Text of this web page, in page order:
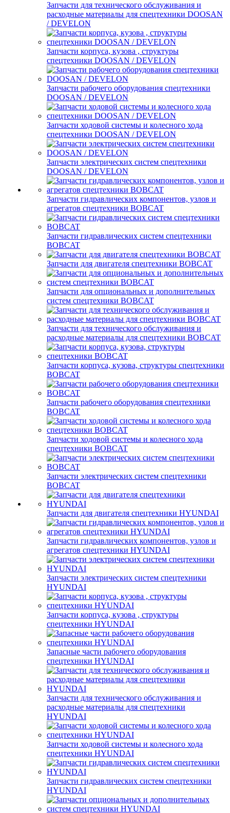
Запчасти для технического обслуживания и
расходные материалы для спецтехники DOOSAN
/ DEVELON
Запчасти корпуса, кузова , структуры
спецтехники DOOSAN / DEVELON
Запчасти рабочего оборудования спецтехники
DOOSAN / DEVELON
Запчасти ходовой системы и колесного хода
спецтехники DOOSAN / DEVELON
Запчасти электрических систем спецтехники
DOOSAN / DEVELON
Запчасти гидравлических компонентов, узлов и
агрегатов спецтехники BOBCAT
Запчасти гидравлических систем спецтехники
BOBCAT
Запчасти для двигателя спецтехники BOBCAT
Запчасти для опциональных и дополнительных
систем спецтехники BOBCAT
Запчасти для технического обслуживания и
расходные материалы для спецтехники BOBCAT
Запчасти корпуса, кузова, структуры спецтехники
BOBCAT
Запчасти рабочего оборудования спецтехники
BOBCAT
Запчасти ходовой системы и колесного хода
спецтехники BOBCAT
Запчасти электрических систем спецтехники
BOBCAT
Запчасти для двигателя спецтехники HYUNDAI
Запчасти гидравлических компонентов, узлов и
агрегатов спецтехники HYUNDAI
Запчасти электрических систем спецтехники
HYUNDAI
Запчасти корпуса, кузова , структуры
спецтехники HYUNDAI
Запасные части рабочего оборудования
спецтехники HYUNDAI
Запчасти для технического обслуживания и
расходные материалы для спецтехники
HYUNDAI
Запчасти ходовой системы и колесного хода
спецтехники HYUNDAI
Запчасти гидравлических систем спецтехники
HYUNDAI